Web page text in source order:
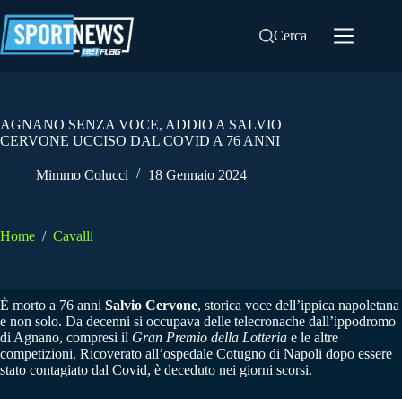
al
contenuto
Cerca
AGNANO SENZA VOCE, ADDIO A SALVIO
CERVONE UCCISO DAL COVID A 76 ANNI
Mimmo Colucci 18 Gennaio 2024
Home / Cavalli
È morto a 76 anni Salvio Cervone, storica voce dell’ippica napoletana
e non solo. Da decenni si occupava delle telecronache dall’ippodromo
di Agnano, compresi il Gran Premio della Lotteria e le altre
competizioni. Ricoverato all’ospedale Cotugno di Napoli dopo essere
stato contagiato dal Covid, è deceduto nei giorni scorsi.